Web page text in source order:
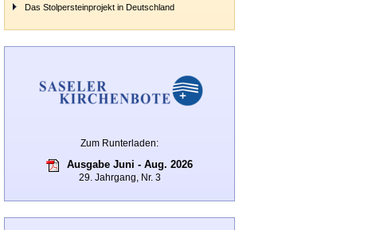
Das Stolpersteinprojekt in Deutschland
Zum Runterladen:
Ausgabe Juni - Aug. 2026
29. Jahrgang, Nr. 3